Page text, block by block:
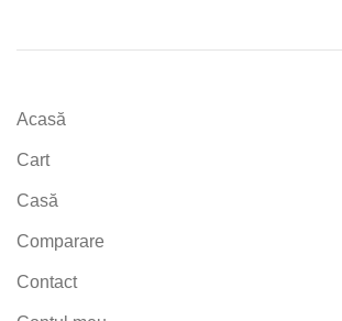
Acasă
Cart
Casă
Comparare
Contact